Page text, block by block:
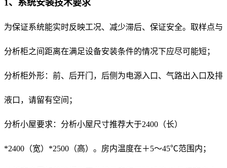
1、系统安装技术要求
为保证系统能实时反映工况、减少滞后、保证安全。取样点与
分析柜之间距离在满足设备安装条件的情况下应尽可能短；
分析柜外形：前、后开门，后侧为电源入口、气路出入口及排
液口，请留有空间；
分析小屋要求：分析小屋尺寸推荐大于2400（长）
*2400（宽）*2500（高）。房内温度在＋5～45℃范围内；